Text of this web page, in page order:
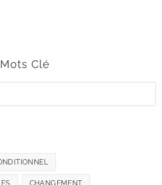
Clé
CHANGEMENT